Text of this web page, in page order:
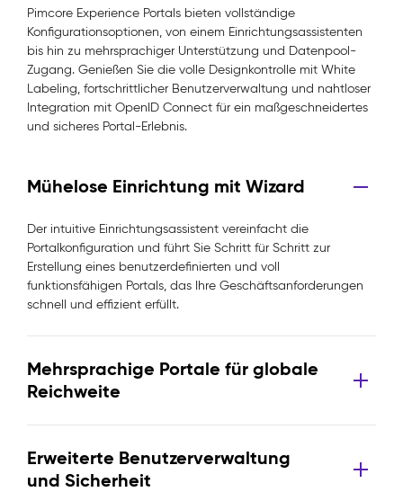
Pimcore Experience Portals bieten vollständige
Konfigurationsoptionen, von einem Einrichtungsassistenten
bis hin zu mehrsprachiger Unterstützung und Datenpool-
Zugang. Genießen Sie die volle Designkontrolle mit White
Labeling, fortschrittlicher Benutzerverwaltung und nahtloser
Integration mit OpenID Connect für ein maßgeschneidertes
und sicheres Portal-Erlebnis.
Mühelose Einrichtung mit Wizard
Der intuitive Einrichtungsassistent vereinfacht die
Portalkonfiguration und führt Sie Schritt für Schritt zur
Erstellung eines benutzerdefinierten und voll
funktionsfähigen Portals, das Ihre Geschäftsanforderungen
schnell und effizient erfüllt.
Mehrsprachige Portale für globale
Reichweite
Erweiterte Benutzerverwaltung
und Sicherheit